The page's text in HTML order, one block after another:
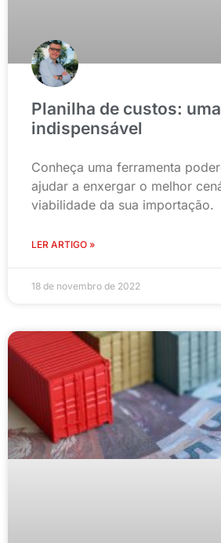
Planilha de custos:
indispensável
Conheça uma ferramenta
ajudar a enxergar o melhor
viabilidade da sua importação.
LER ARTIGO »
18 de novembro de 2022